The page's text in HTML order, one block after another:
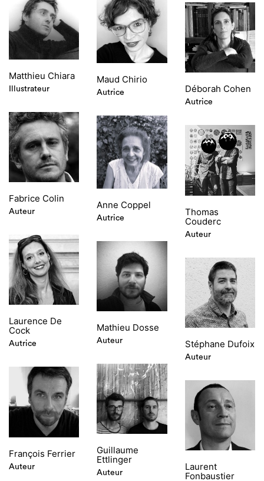
Matthieu Chiara
Illustrateur
Maud Chirio
Autrice Déborah Cohen
Autrice
Fabrice Colin
Auteur
Anne Coppel
Autrice
Thomas
Couderc
Auteur
Laurence De
Cock
Autrice
Mathieu Dosse
Auteur Stéphane Dufoix
Auteur
Guillaume
Ettlinger
Auteur
François Ferrier
Auteur
Laurent
Fonbaustier